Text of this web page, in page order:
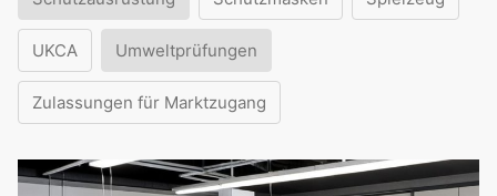
UKCA Umweltprüfungen
Zulassungen für Marktzugang